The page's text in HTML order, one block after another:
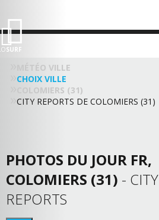
SURF
MÉTÉO VILLE
CHOIX VILLE
COLOMIERS (31)
CITY REPORTS DE COLOMIERS (31)
PHOTOS DU JOUR FR,
COLOMIERS (31) - CITY
REPORTS